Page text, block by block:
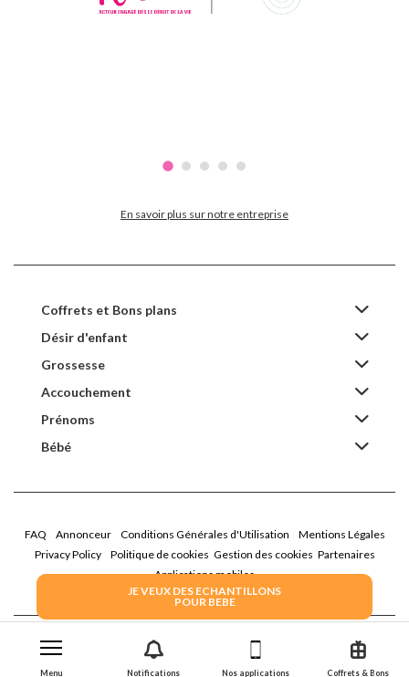
Coffrets & Bons
Nos applications
Notifications
Menu
JE VEUX DES ECHANTILLONS
POUR BEBE
En savoir plus sur notre entreprise
Coffrets et Bons plans
Désir d'enfant
Grossesse
Accouchement
Prénoms
Bébé
FAQ Annonceur Conditions Générales d'Utilisation
Mentions Légales
Privacy Policy
Politique de cookies Gestion des cookies Partenaires
Applications mobiles
2026 Family Service - La Boîte Rose